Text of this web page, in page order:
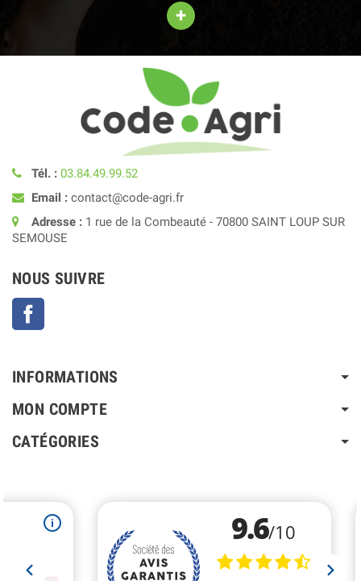
+
Tél. : 03.84.49.99.52
Email : contact@code-agri.fr
Adresse : 1 rue de la Combeauté - 70800 SAINT LOUP SUR
SEMOUSE
NOUS SUIVRE
INFORMATIONS
MON COMPTE
CATÉGORIES